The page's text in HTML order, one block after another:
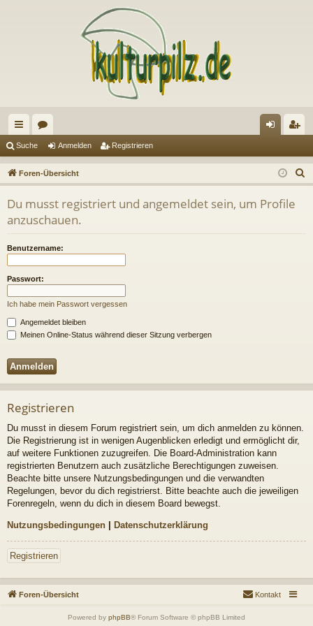
ch
ne
llz
ug
en m
el
de
ist
rie
re
Suche Anmelden Registrieren
Foren-Übersicht
u
Du musst registriert und angemeldet sein, um Profile
anzuschauen.
Benutzername:
Passwort:
Ich habe mein Passwort vergessen
Angemeldet bleiben
Meinen Online-Status während dieser Sitzung verbergen
Registrieren
Du musst in diesem Forum registriert sein, um dich anmelden zu können.
Die Registrierung ist in wenigen Augenblicken erledigt und ermöglicht dir,
auf weitere Funktionen zuzugreifen. Die Board-Administration kann
registrierten Benutzern auch zusätzliche Berechtigungen zuweisen.
Beachte bitte unsere Nutzungsbedingungen und die verwandten
Regelungen, bevor du dich registrierst. Bitte beachte auch die jeweiligen
Forenregeln, wenn du dich in diesem Board bewegst.
Nutzungsbedingungen | Datenschutzerklärung
Registrieren
Foren-Übersicht Kontakt
Powered by phpBB® Forum Software © phpBB Limited